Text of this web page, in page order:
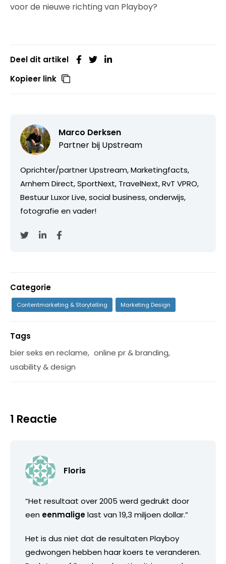
voor de nieuwe richting van Playboy?
Deel dit artikel
Kopieer link
Marco Derksen
Partner bij Upstream
Oprichter/partner Upstream, Marketingfacts,
Arnhem Direct, SportNext, TravelNext, RvT VPRO,
Bestuur Luxor Live, social business, onderwijs,
fotografie en vader!
Categorie
Contentmarketing & Storytelling Marketing Design
Tags
bier seks en reclame, online pr & branding,
usability & design
1 Reactie
Floris
“Het resultaat over 2005 werd gedrukt door
een eenmaligelast van 19,3 miljoen dollar.”
Het is dus niet dat de resultaten Playboy
gedwongen hebben haar koers te veranderen.